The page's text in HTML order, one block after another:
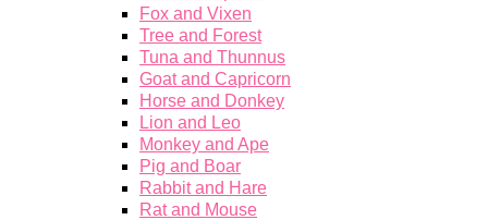
Fox and Vixen
Tree and Forest
Tuna and Thunnus
Goat and Capricorn
Horse and Donkey
Lion and Leo
Monkey and Ape
Pig and Boar
Rabbit and Hare
Rat and Mouse